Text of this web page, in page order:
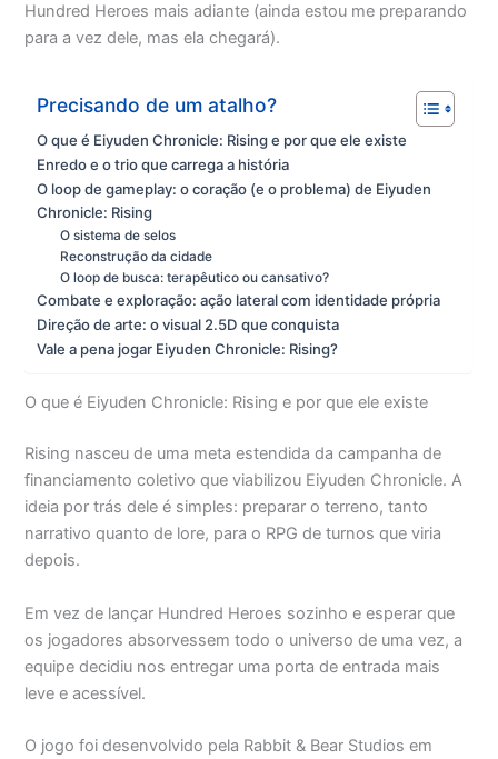
Hundred Heroes mais adiante (ainda estou me preparando
para a vez dele, mas ela chegará).
Precisando de um atalho?
O que é Eiyuden Chronicle: Rising e por que ele existe
Enredo e o trio que carrega a história
O loop de gameplay: o coração (e o problema) de Eiyuden
Chronicle: Rising
O sistema de selos
Reconstrução da cidade
O loop de busca: terapêutico ou cansativo?
Combate e exploração: ação lateral com identidade própria
Direção de arte: o visual 2.5D que conquista
Vale a pena jogar Eiyuden Chronicle: Rising?
O que é Eiyuden Chronicle: Rising e por que ele existe
Rising nasceu de uma meta estendida da campanha de
financiamento coletivo que viabilizou Eiyuden Chronicle. A
ideia por trás dele é simples: preparar o terreno, tanto
narrativo quanto de lore, para o RPG de turnos que viria
depois.
Em vez de lançar Hundred Heroes sozinho e esperar que
os jogadores absorvessem todo o universo de uma vez, a
equipe decidiu nos entregar uma porta de entrada mais
leve e acessível.
O jogo foi desenvolvido pela Rabbit & Bear Studios em